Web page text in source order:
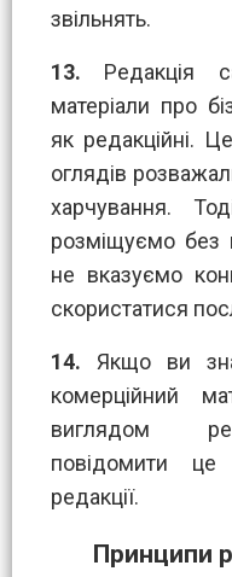
звільнять.
13. Редакція
матеріали про
як редакційні.
оглядів
харчування.
розміщуємо без
не вказуємо
скористатися
14. Якщо ви
комерційний
виглядом
повідомити
редакції.
Принципи